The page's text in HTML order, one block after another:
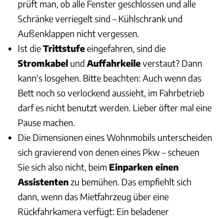
prüft man, ob alle Fenster geschlossen und alle
Schränke verriegelt sind – Kühlschrank und
Außenklappen nicht vergessen.
Ist dieTrittstufeeingefahren, sind die
Stromkabel und Auffahrkeileverstaut? Dann
kann's losgehen. Bitte beachten: Auch wenn das
Bett noch so verlockend aussieht, im Fahrbetrieb
darf es nicht benutzt werden. Lieber öfter mal eine
Pause machen.
Die Dimensionen eines Wohnmobils unterscheiden
sich gravierend von denen eines Pkw – scheuen
Sie sich also nicht, beim Einparken einen
Assistentenzu bemühen. Das empfiehlt sich
dann, wenn das Mietfahrzeug über eine
Rückfahrkamera verfügt: Ein beladener